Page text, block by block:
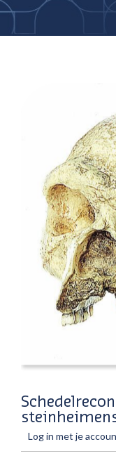
Log in met je